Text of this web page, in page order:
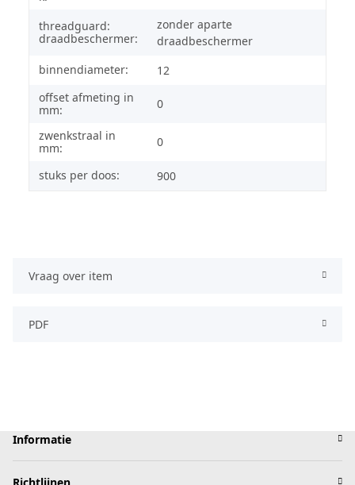
threadguard:
draadbeschermer:
zonder aparte
draadbeschermer
binnendiameter:
12
offset afmeting in
mm:
0
zwenkstraal in
mm:
0
stuks per doos: 900
Vraag over item
PDF
Informatie